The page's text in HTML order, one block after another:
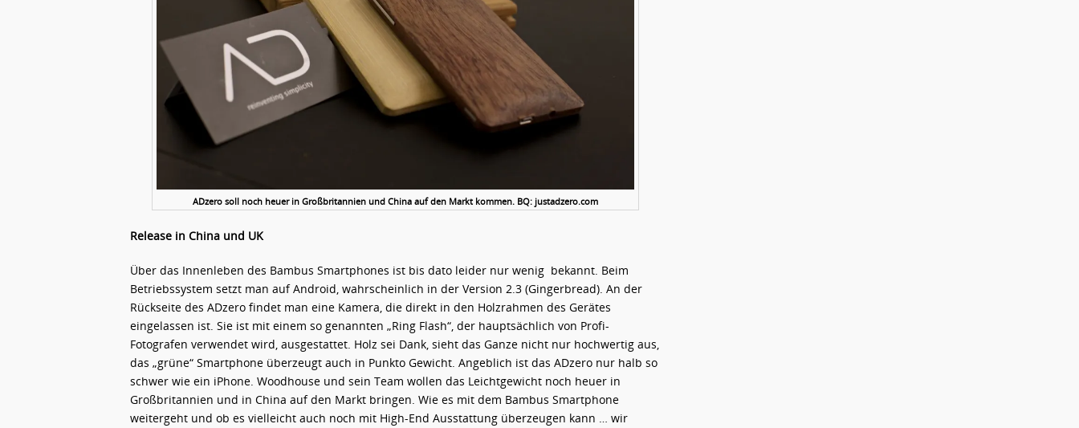
ADzero soll noch heuer in Großbritannien und China auf den Markt kommen. BQ: justadzero.com
Release in China und UK
Über das Innenleben des Bambus Smartphones ist bis dato leider nur wenig bekannt. Beim
Betriebssystem setzt man auf Android, wahrscheinlich in der Version 2.3 (Gingerbread). An der
Rückseite des ADzero findet man eine Kamera, die direkt in den Holzrahmen des Gerätes
eingelassen ist. Sie ist mit einem so genannten „Ring Flash“, der hauptsächlich von Profi-
Fotografen verwendet wird, ausgestattet. Holz sei Dank, sieht das Ganze nicht nur hochwertig aus,
das „grüne“ Smartphone überzeugt auch in Punkto Gewicht. Angeblich ist das ADzero nur halb so
schwer wie ein iPhone. Woodhouse und sein Team wollen das Leichtgewicht noch heuer in
Großbritannien und in China auf den Markt bringen. Wie es mit dem Bambus Smartphone
weitergeht und ob es vielleicht auch noch mit High-End Ausstattung überzeugen kann … wir